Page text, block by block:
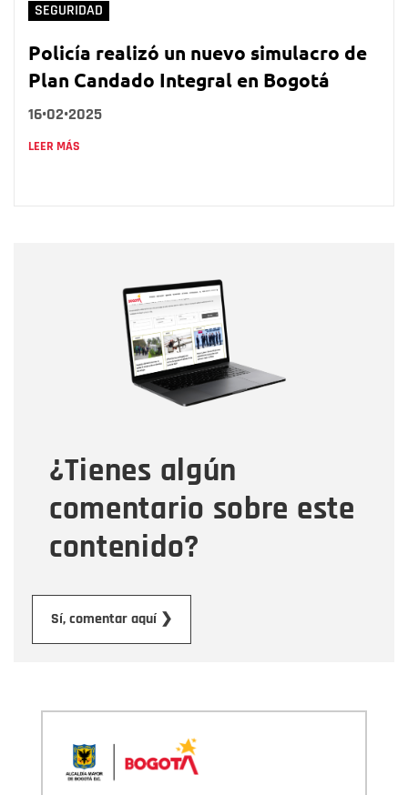
SEGURIDAD
Policía realizó un nuevo simulacro de
Plan Candado Integral en Bogotá
16•02•2025
LEER MÁS
¿Tienes algún
comentario sobre este
contenido?
Sí, comentar aquí ❯
Correo electrónico
Tipo de comentario
Mensaje